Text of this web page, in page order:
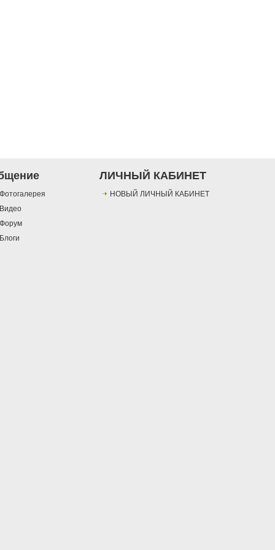
Фотогалерея
Видео
Форум
Блоги
ЛИЧНЫЙ КАБИНЕТ
НОВЫЙ ЛИЧНЫЙ КАБИНЕТ